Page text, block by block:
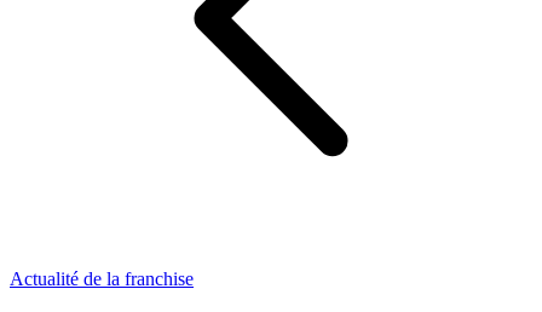
Actualité de la franchise